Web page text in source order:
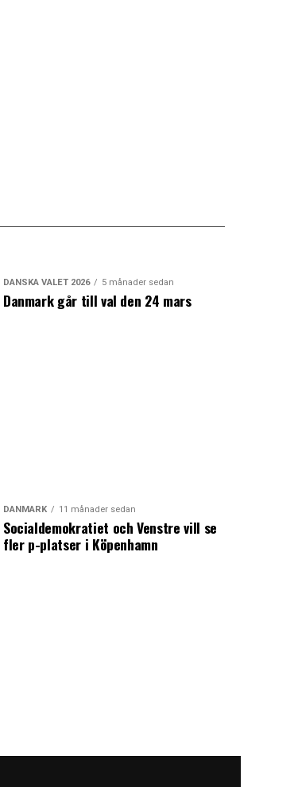
DANSKA VALET 2026 5 månader sedan
Danmark går till val den 24 mars
DANMARK 11 månader sedan
Socialdemokratiet och Venstre vill se
fler p-platser i Köpenhamn